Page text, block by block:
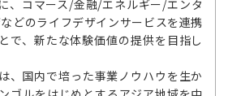
、コマース/金融/エネルギー/エンタ
どのライフデザインサービスを連携
で、新たな体験価値の提供を目指し
、国内で培った事業ノウハウを生か